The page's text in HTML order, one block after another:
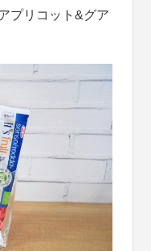
プリコット&グア